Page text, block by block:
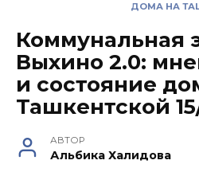
ДОМА НА
Коммунальная
Выхино 2.0:
и состояние
Ташкентской
АВТОР
Альбика Халидова